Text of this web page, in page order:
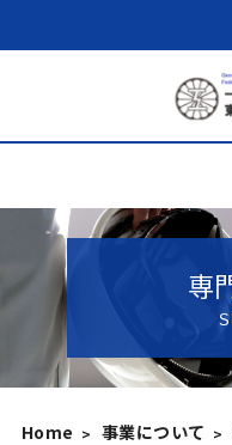
専
Home 事業について